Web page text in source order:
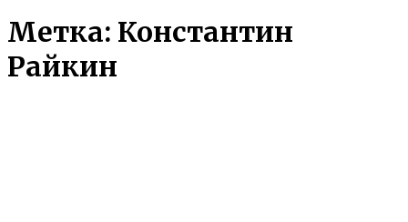
Метка: Константин
Райкин